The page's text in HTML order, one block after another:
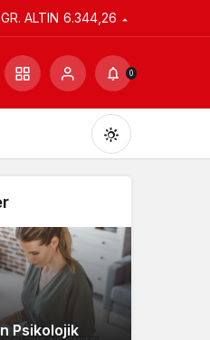
GR. ALTIN 6.344,26
0
seçin.
Psikolojik